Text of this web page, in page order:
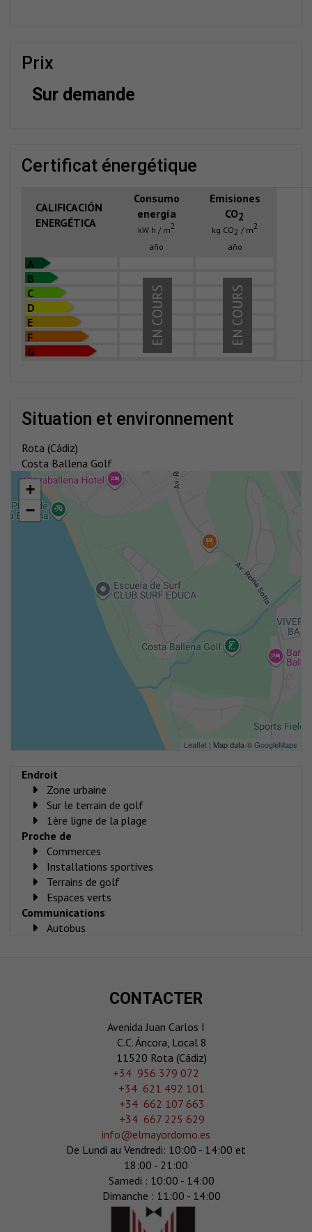
prix
Sur demande
certificat énergétique
CALIFICACIÓN
ENERGÉTICA
Consumo
energía
kW h / m2
año
Emisiones
CO2
kg CO2 / m2
año
A
B
C
D
E
F
G
EN COURS
EN COURS
situation et environnement
Rota (Cádiz)
Costa Ballena Golf
+
−
Leaflet | Map data ©GoogleMaps
Endroit
Zone urbaine
Sur le terrain de golf
1ère ligne de la plage
Proche de
Commerces
Installations sportives
Terrains de golf
Espaces verts
Communications
Autobus
CONTACTER
Avenida Juan Carlos I
C.C. Áncora, Local 8
11520 Rota (Cádiz)
‎+34 956 379 072
+34 621 492 101
+34 662 107 663
+34 667 225 629
info@elmayordomo.es
De Lundi au Vendredi: 10:00 - 14:00 et
18:00 - 21:00
Samedi : 10:00 - 14:00
Dimanche : 11:00 - 14:00